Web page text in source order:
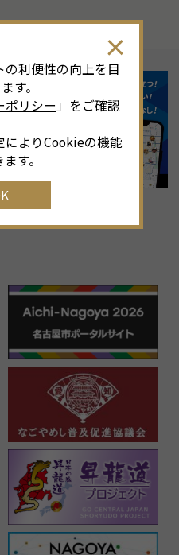
利便性の向上を目
す。
ポリシー 」をご確認
によりCookieの機能
す。